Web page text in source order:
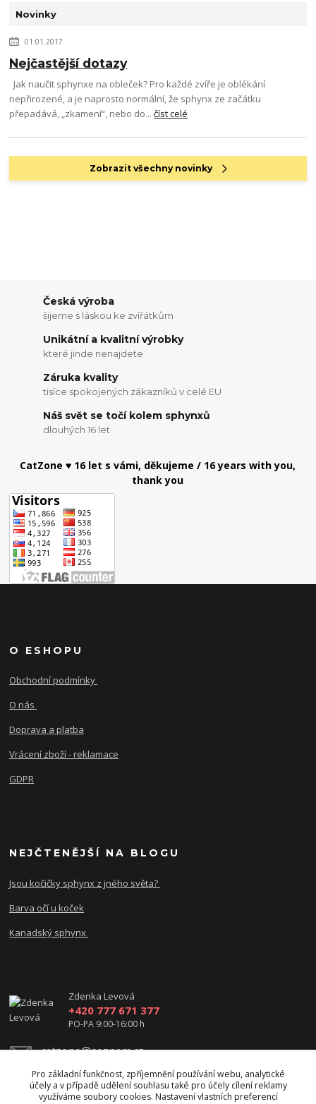
Novinky
01.01.2017
Nejčastější dotazy
Jak naučit sphynxe na obleček? Pro každé zvíře je oblékání
nepřirozené, a je naprosto normální, že sphynx ze začátku
přepadává, „zkamení“, nebo do...číst celé
Zobrazit všechny novinky
Česká výroba
šijeme s láskou ke zvířátkům
Unikátní a kvalitní výrobky
které jinde nenajdete
Záruka kvality
tisíce spokojených zákazníků v celé EU
Náš svět se točí kolem sphynxů
dlouhých 16 let
CatZone ♥ 16 let s vámi, děkujeme / 16 years with you,
thank you
O ESHOPU
Obchodní podmínky
O nás
Doprava a platba
Vrácení zboží - reklamace
GDPR
NEJČTENĚJŠÍ NA BLOGU
Jsou kočičky sphynx z jného světa?
Barva očí u koček
Kanadský sphynx
Zdenka Levová
+420 777 671 377
PO-PA 9:00-16:00 h
catzone@seznam.cz
Pro základní funkčnost, zpříjemnění používání webu, analytické
účely a v případě udělení souhlasu také pro účely cílení reklamy
využíváme soubory cookies. Nastavení vlastních preferencí